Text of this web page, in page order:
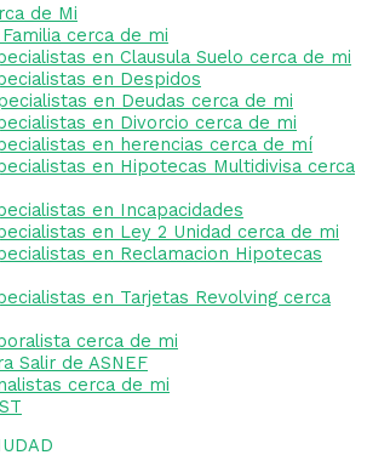
de Mi
cerca de mi
en Clausula Suelo cerca de mi
en Despidos
en Deudas cerca de mi
en Divorcio cerca de mi
en herencias cerca de mí
en Hipotecas Multidivisa cerca
en Incapacidades
en Ley 2 Unidad cerca de mi
en Reclamacion Hipotecas
en Tarjetas Revolving cerca
cerca de mi
Salir de ASNEF
cerca de mi